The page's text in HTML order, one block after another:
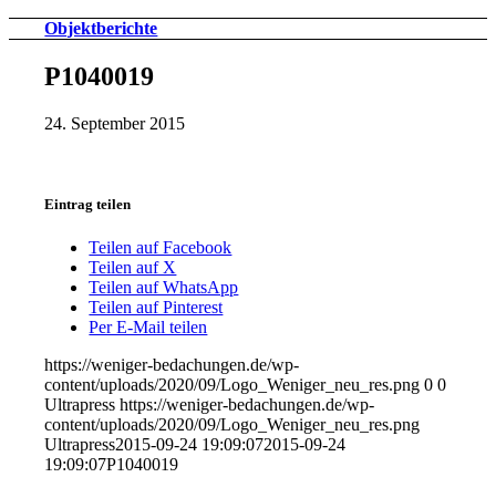
Objektberichte
P1040019
24. September 2015
Eintrag teilen
Teilen auf Facebook
Teilen auf X
Teilen auf WhatsApp
Teilen auf Pinterest
Per E-Mail teilen
https://weniger-bedachungen.de/wp-
content/uploads/2020/09/Logo_Weniger_neu_res.png 0 0
Ultrapress https://weniger-bedachungen.de/wp-
content/uploads/2020/09/Logo_Weniger_neu_res.png
Ultrapress2015-09-24 19:09:072015-09-24
19:09:07P1040019